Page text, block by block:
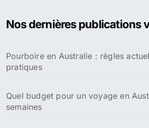
r
e
r
Nos dernières publications
Pourboire en Australie : règles
pratiques
Quel budget pour un voyage en
semaines